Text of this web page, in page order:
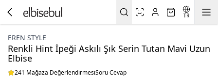
TR
EREN STYLE
Renkli Hint İpeği Askılı Şık Serin Tutan Mavi Uzun
Elbise
241 Mağaza DeğerlendirmesiSoru Cevap